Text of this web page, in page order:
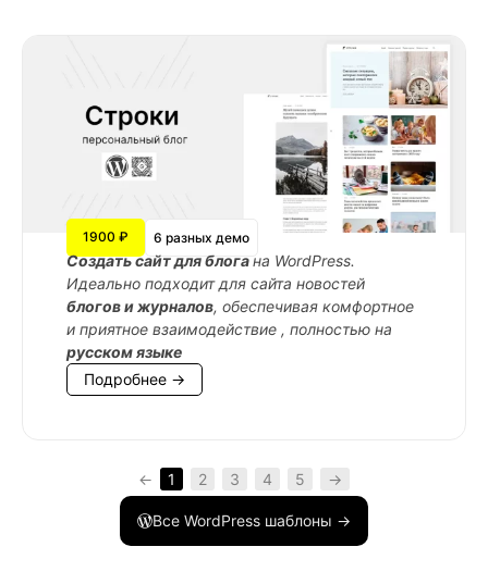
1900 ₽ 6 разных демо
Cоздать сайт для блогана WordPress.
Идеально подходит для сайта новостей
блогов и журналов, обеспечивая комфортное
и приятное взаимодействие , полностью на
русском языке
Подробнее →
← 1 2 3 4 5 →
Все WordPress шаблоны →